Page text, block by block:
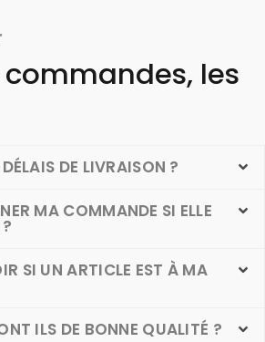
commandes, les
DE LIVRAISON ?
MA COMMANDE SI ELLE
SI UN ARTICLE EST À MA
ILS DE BONNE QUALITÉ ?